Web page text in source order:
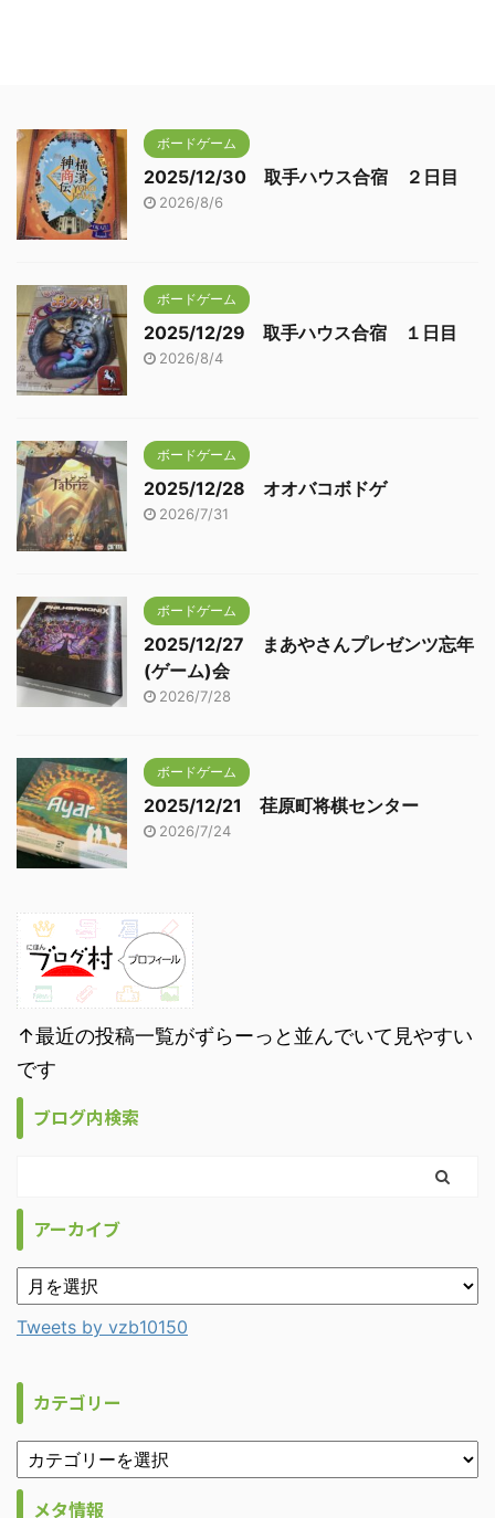
ボードゲーム
2025/12/30 取手ハウス合宿 ２日目
2026/8/6
ボードゲーム
2025/12/29 取手ハウス合宿 １日目
2026/8/4
ボードゲーム
2025/12/28 オオバコボドゲ
2026/7/31
ボードゲーム
2025/12/27 まあやさんプレゼンツ忘年
(ゲーム)会
2026/7/28
ボードゲーム
2025/12/21 荏原町将棋センター
2026/7/24
↑最近の投稿一覧がずらーっと並んでいて見やすい
です
ブログ内検索
アーカイブ
Tweets by vzb10150
カテゴリー
メタ情報